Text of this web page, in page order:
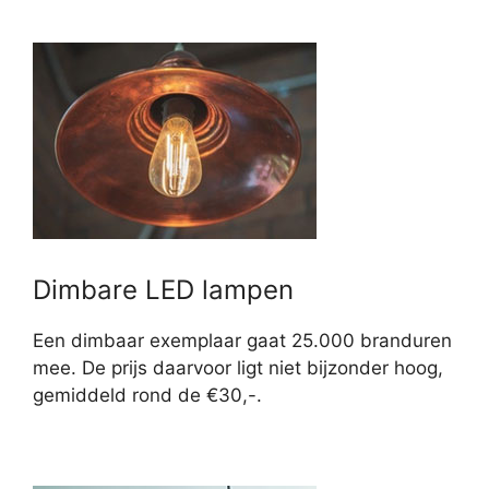
Dimbare LED lampen
Een dimbaar exemplaar gaat 25.000 branduren
mee. De prijs daarvoor ligt niet bijzonder hoog,
gemiddeld rond de €30,-.